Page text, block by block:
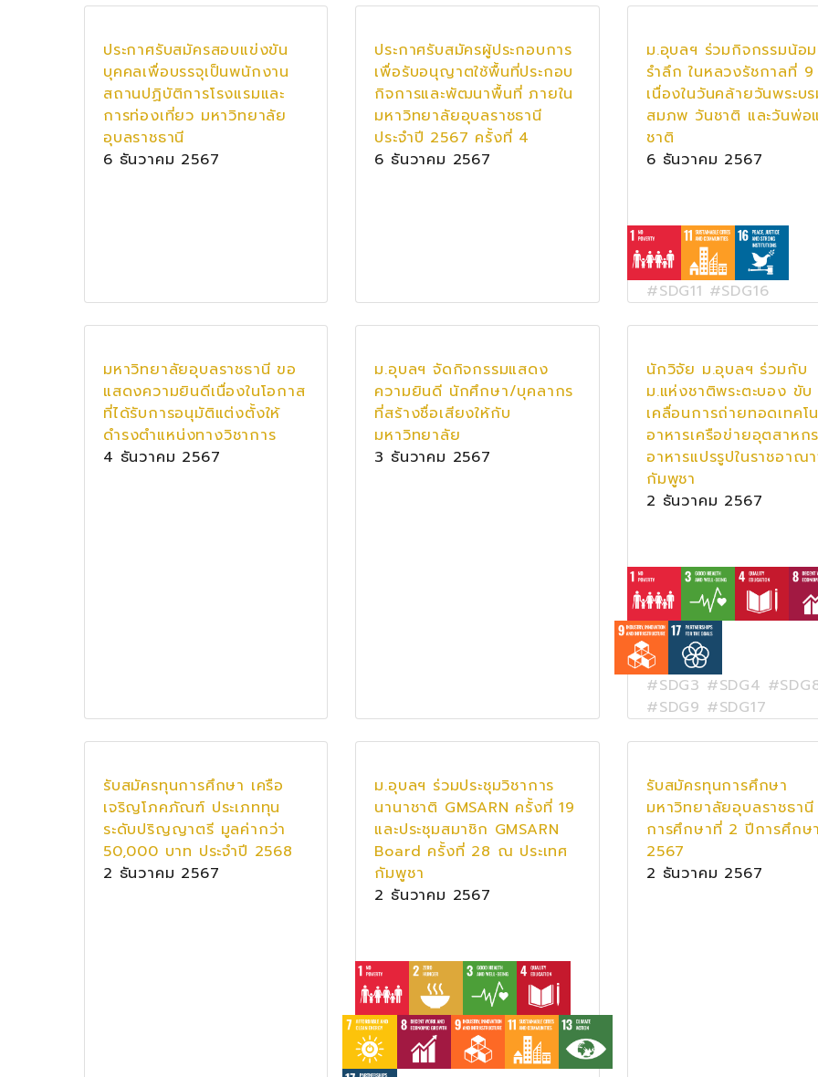
ประกาศรับสมัครสอบแข่งขัน
บุคคลเพื่อบรรจุเป็นพนักงาน
สถานปฏิบัติการโรงแรมและ
การท่องเที่ยว มหาวิทยาลัย
อุบลราชธานี
6 ธันวาคม 2567
ประกาศรับสมัครผู้ประกอบการ
เพื่อรับอนุญาตใช้พื้นที่ประกอบ
กิจการและพัฒนาพื้นที่ ภายใน
มหาวิทยาลัยอุบลราชธานี
ประจำปี 2567 ครั้งที่ 4
6 ธันวาคม 2567
ม.อุบลฯ ร่วมกิจกรรมน้อม
รำลึก ในหลวงรัชกาลที่ 9
เนื่องในวันคล้ายวันพระบ
สมภพ วันชาติ และวันพ่อ
ชาติ
6 ธันวาคม 2567
#SDG11 #SDG16
มหาวิทยาลัยอุบลราชธานี ขอ
แสดงความยินดีเนื่องในโอกาส
ที่ได้รับการอนุมัติแต่งตั้งให้
ดำรงตำแหน่งทางวิชาการ
4 ธันวาคม 2567
ม.อุบลฯ จัดกิจกรรมแสดง
ความยินดี นักศึกษา/บุคลากร
ที่สร้างชื่อเสียงให้กับ
มหาวิทยาลัย
3 ธันวาคม 2567
นักวิจัย ม.อุบลฯ ร่วมกับ
ม.แห่งชาติพระตะบอง ขับ
เคลื่อนการถ่ายทอดเทคโ
อาหารเครือข่ายอุตสาหก
อาหารแปรรูปในราชอาณ
กัมพูชา
2 ธันวาคม 2567
#SDG3 #SDG4
#SDG9 #SDG17
รับสมัครทุนการศึกษา เครือ
เจริญโภคภัณฑ์ ประเภททุน
ระดับปริญญาตรี มูลค่ากว่า
50,000 บาท ประจำปี 2568
2 ธันวาคม 2567
ม.อุบลฯ ร่วมประชุมวิชาการ
นานาชาติ GMSARN ครั้งที่ 19
และประชุมสมาชิก GMSARN
Board ครั้งที่ 28 ณ ประเทศ
กัมพูชา
2 ธันวาคม 2567
รับสมัครทุนการศึกษา
มหาวิทยาลัยอุบลราชธา
การศึกษาที่ 2 ปีการศึกษา
2567
2 ธันวาคม 2567